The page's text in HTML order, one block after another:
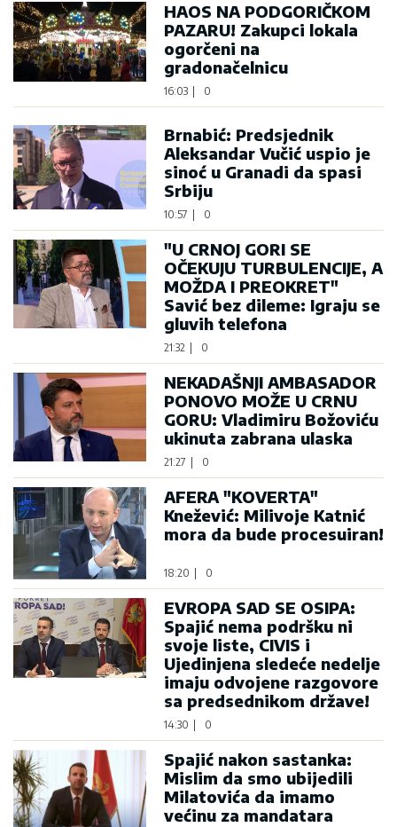
HAOS NA PODGORIČKOM
PAZARU! Zakupci lokala
ogorčeni na
gradonačelnicu
16:03 0
Brnabić: Predsjednik
Aleksandar Vučić uspio je
sinoć u Granadi da spasi
Srbiju
10:57 0
"U CRNOJ GORI SE
OČEKUJU TURBULENCIJE, A
MOŽDA I PREOKRET"
Savić bez dileme: Igraju se
gluvih telefona
21:32 0
NEKADAŠNJI AMBASADOR
PONOVO MOŽE U CRNU
GORU: Vladimiru Božoviću
ukinuta zabrana ulaska
21:27 0
AFERA "KOVERTA"
Knežević: Milivoje Katnić
mora da bude procesuiran!
18:20 0
EVROPA SAD SE OSIPA:
Spajić nema podršku ni
svoje liste, CIVIS i
Ujedinjena sledeće nedelje
imaju odvojene razgovore
sa predsednikom države!
14:30 0
Spajić nakon sastanka:
Mislim da smo ubijedili
Milatovića da imamo
većinu za mandatara